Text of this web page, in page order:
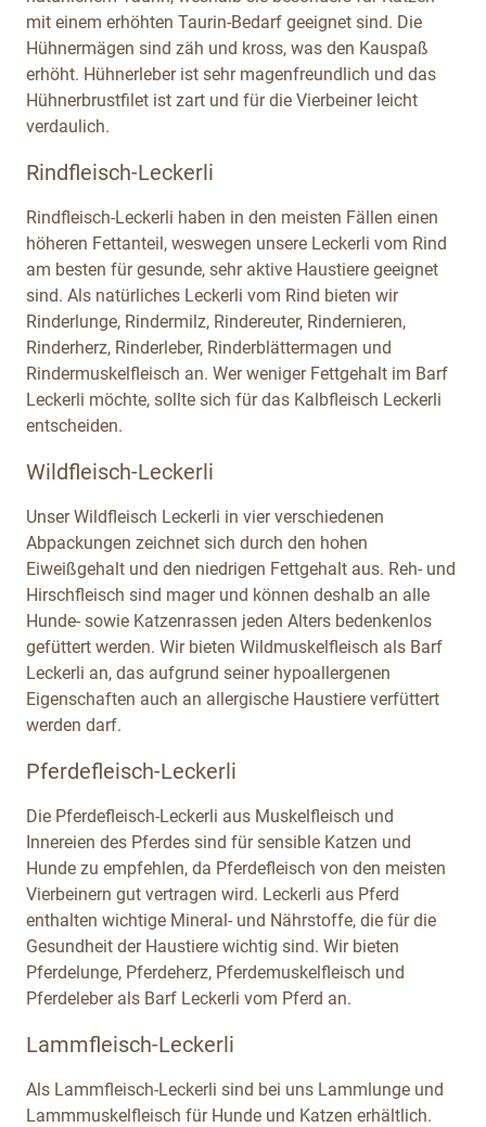
mit einem erhöhten Taurin-Bedarf geeignet sind. Die
Hühnermägen sind zäh und kross, was den Kauspaß
erhöht. Hühnerleber ist sehr magenfreundlich und das
Hühnerbrustfilet ist zart und für die Vierbeiner leicht
verdaulich.
Rindfleisch-Leckerli
Rindfleisch-Leckerli haben in den meisten Fällen einen
höheren Fettanteil, weswegen unsere Leckerli vom Rind
am besten für gesunde, sehr aktive Haustiere geeignet
sind. Als natürliches Leckerli vom Rind bieten wir
Rinderlunge, Rindermilz, Rindereuter, Rindernieren,
Rinderherz, Rinderleber, Rinderblättermagen und
Rindermuskelfleisch an. Wer weniger Fettgehalt im Barf
Leckerli möchte, sollte sich für das Kalbfleisch Leckerli
entscheiden.
Wildfleisch-Leckerli
Unser Wildfleisch Leckerli in vier verschiedenen
Abpackungen zeichnet sich durch den hohen
Eiweißgehalt und den niedrigen Fettgehalt aus. Reh- und
Hirschfleisch sind mager und können deshalb an alle
Hunde- sowie Katzenrassen jeden Alters bedenkenlos
gefüttert werden. Wir bieten Wildmuskelfleisch als Barf
Leckerli an, das aufgrund seiner hypoallergenen
Eigenschaften auch an allergische Haustiere verfüttert
werden darf.
Pferdefleisch-Leckerli
Die Pferdefleisch-Leckerli aus Muskelfleisch und
Innereien des Pferdes sind für sensible Katzen und
Hunde zu empfehlen, da Pferdefleisch von den meisten
Vierbeinern gut vertragen wird. Leckerli aus Pferd
enthalten wichtige Mineral- und Nährstoffe, die für die
Gesundheit der Haustiere wichtig sind. Wir bieten
Pferdelunge, Pferdeherz, Pferdemuskelfleisch und
Pferdeleber als Barf Leckerli vom Pferd an.
Lammfleisch-Leckerli
Als Lammfleisch-Leckerli sind bei uns Lammlunge und
Lammmuskelfleisch für Hunde und Katzen erhältlich.